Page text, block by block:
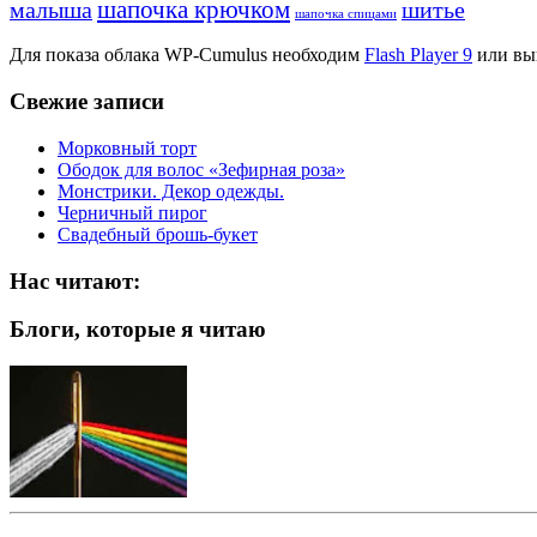
малыша шапочка крючком шапочка спицами шитье
Для показа облака WP-Cumulus необходим Flash Player 9 или
Свежие записи
Морковный торт
Ободок для волос «Зефирная роза»
Монстрики. Декор одежды.
Черничный пирог
Свадебный брошь-букет
Нас читают:
Блоги, которые я читаю